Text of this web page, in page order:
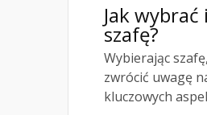
Jak wybrać
szafę?
Wybierając
zwrócić uwagę
kluczowych